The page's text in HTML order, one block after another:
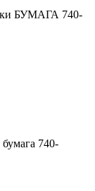
740-